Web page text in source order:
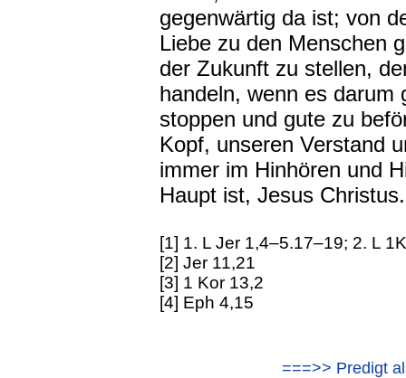
gegenwärtig da ist; von
Liebe zu den Menschen
der Zukunft zu stellen,
handeln, wenn es darum
stoppen und gute zu
Kopf, unseren Verstand
immer im Hinhören und
Haupt ist, Jesus Christus.
[1] 1. L Jer 1,4–5.17–19; 2. L
[2] Jer 11,21
[3] 1 Kor 13,2
[4] Eph 4,15
===>> Predigt